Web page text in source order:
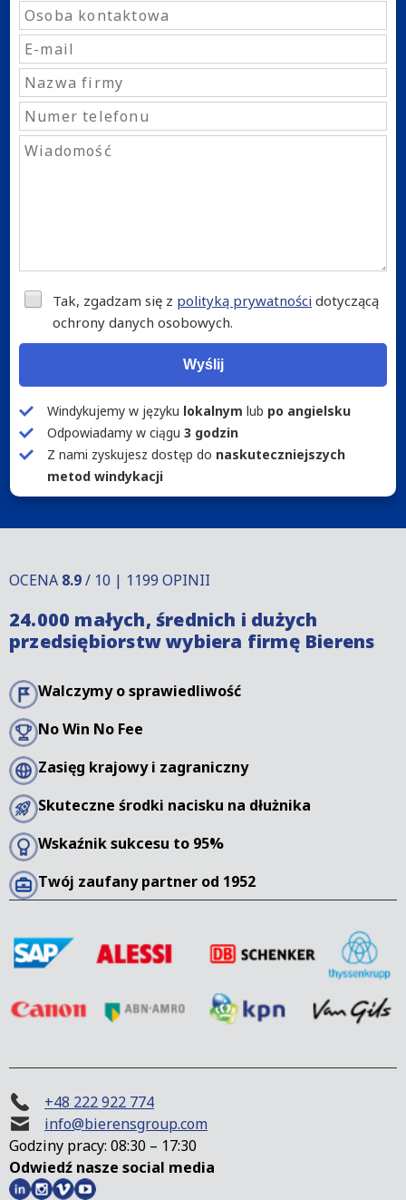
Tak, zgadzam się z polityką prywatności dotyczącą
ochrony danych osobowych.
Wyślij
Windykujemy w języku lokalnym lub po angielsku
Odpowiadamy w ciągu 3 godzin
Z nami zyskujesz dostęp do naskuteczniejszych
metod windykacji
OCENA 8.9/ 10 | 1199 OPINII
24.000 małych, średnich i dużych
przedsiębiorstw wybiera firmę Bierens
Walczymy o sprawiedliwość
No Win No Fee
Zasięg krajowy i zagraniczny
Skuteczne środki nacisku na dłużnika
Wskaźnik sukcesu to 95%
Twój zaufany partner od 1952
+48 222 922 774
info@bierensgroup.com
Godziny pracy: 08:30 – 17:30
Odwiedź nasze social media